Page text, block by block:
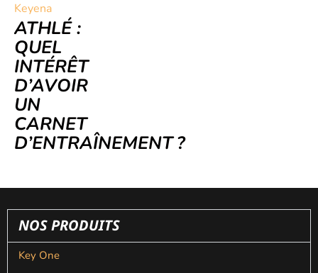
Keyena
ATHLÉ :
QUEL
INTÉRÊT
D’AVOIR
UN
CARNET
D’ENTRAÎNEMENT ?
NOS PRODUITS
Key One